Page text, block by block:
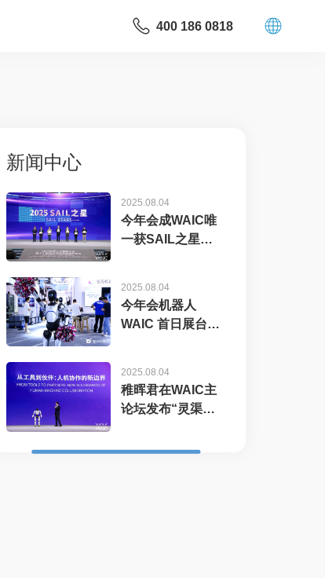
400 186 0818
新闻中心
2025.08.04
今年会成WAIC唯
一获SAIL之星奖
2025.08.04
今年会机器人
WAIC 首日展台火
2025.08.04
稚晖君在WAIC主
论坛发布“灵渠